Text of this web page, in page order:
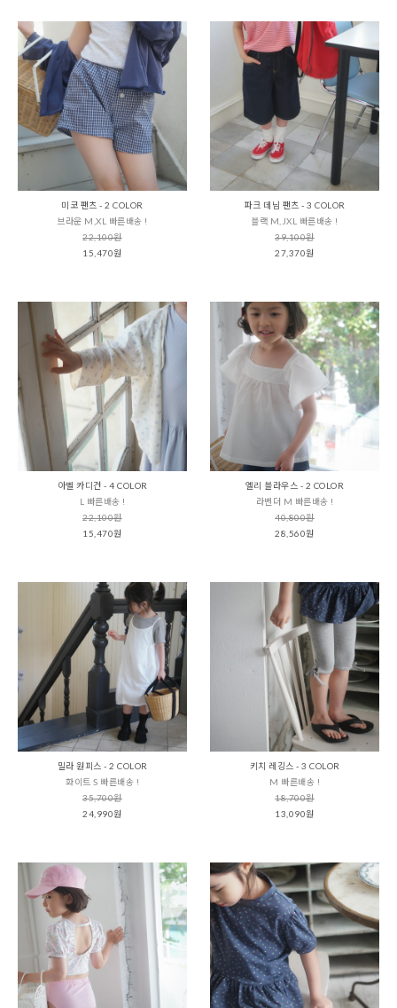
미코 팬츠 - 2 COLOR
브라운 M,XL 빠른배송 !
22,100원
15,470원
파크 데님 팬츠 - 3 COLOR
블랙 M,JXL 빠른배송 !
39,100원
27,370원
아벨 카디건 - 4 COLOR
L 빠른배송 !
22,100원
15,470원
엘리 블라우스 - 2 COLOR
라벤더 M 빠른배송 !
40,800원
28,560원
밀라 원피스 - 2 COLOR
화이트 S 빠른배송 !
35,700원
24,990원
키치 레깅스 - 3 COLOR
M 빠른배송 !
18,700원
13,090원